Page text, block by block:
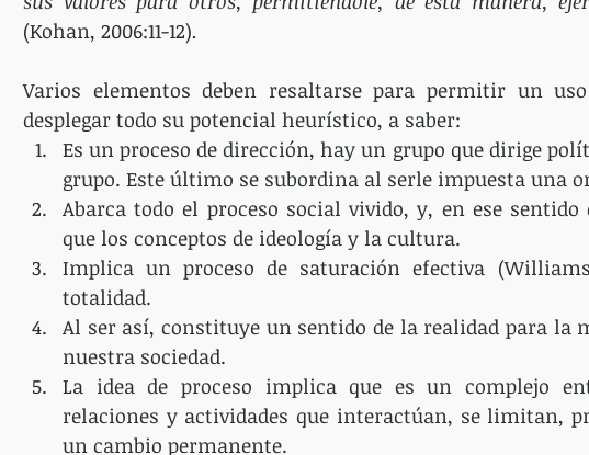
(Kohan, 2006:11-12).
Varios elementos deben resaltarse para permitir un
desplegar todo su potencial heurístico, a saber:
Es un proceso de dirección, hay un grupo que dirige
grupo. Este último se subordina al serle impuesta una
Abarca todo el proceso social vivido, y, en ese
que los conceptos de ideología y la cultura.
Implica un proceso de saturación efectiva
totalidad.
Al ser así, constituye un sentido de la realidad para la
nuestra sociedad.
La idea de proceso implica que es un complejo
relaciones y actividades que interactúan, se limitan,
un cambio permanente.